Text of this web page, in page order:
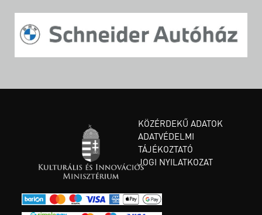
KÖZÉRDEKŰ ADATOK
ADATVÉDELMI
TÁJÉKOZTATÓ
JOGI NYILATKOZAT